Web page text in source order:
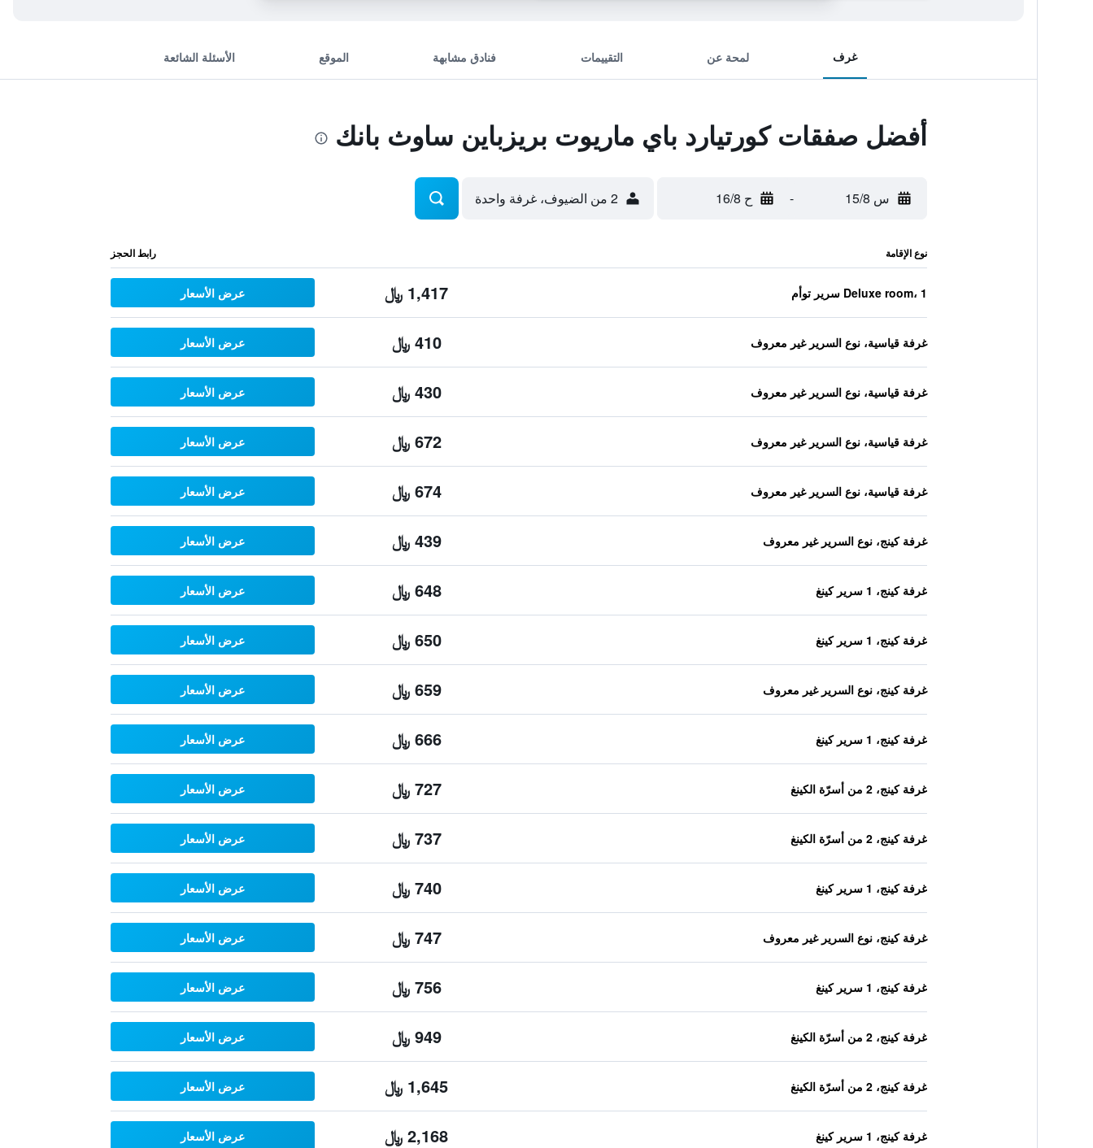
غرف لمحة عن التقييمات فنادق مشابهة الموقع الأسئلة الشائعة
أفضل صفقات كورتيارد باي ماريوت بريزباين ساوث بانك
س 15/8 - ح 16/8 2 من الضيوف، غرفة واحدة
نوع الإقامة رابط الحجز
Deluxe room، 1 سرير توأم 1,417 ﷼ عرض الأسعار
غرفة قياسية، نوع السرير غير معروف 410 ﷼ عرض الأسعار
غرفة قياسية، نوع السرير غير معروف 430 ﷼ عرض الأسعار
غرفة قياسية، نوع السرير غير معروف 672 ﷼ عرض الأسعار
غرفة قياسية، نوع السرير غير معروف 674 ﷼ عرض الأسعار
غرفة كينج، نوع السرير غير معروف 439 ﷼ عرض الأسعار
غرفة كينج، 1 سرير كينغ 648 ﷼ عرض الأسعار
غرفة كينج، 1 سرير كينغ 650 ﷼ عرض الأسعار
غرفة كينج، نوع السرير غير معروف 659 ﷼ عرض الأسعار
غرفة كينج، 1 سرير كينغ 666 ﷼ عرض الأسعار
غرفة كينج، 2 من أسرّة الكينغ 727 ﷼ عرض الأسعار
غرفة كينج، 2 من أسرّة الكينغ 737 ﷼ عرض الأسعار
غرفة كينج، 1 سرير كينغ 740 ﷼ عرض الأسعار
غرفة كينج، نوع السرير غير معروف 747 ﷼ عرض الأسعار
غرفة كينج، 1 سرير كينغ 756 ﷼ عرض الأسعار
غرفة كينج، 2 من أسرّة الكينغ 949 ﷼ عرض الأسعار
غرفة كينج، 2 من أسرّة الكينغ 1,645 ﷼ عرض الأسعار
غرفة كينج، 1 سرير كينغ 2,168 ﷼ عرض الأسعار